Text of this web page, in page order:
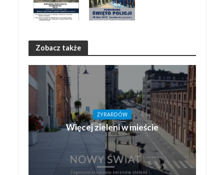
Zobacz także
ŻYRARDÓW
Więcej zieleni w mieście